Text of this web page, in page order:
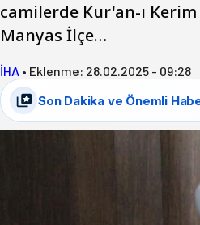
camilerde Kur'an-ı
Manyas İlçe…
İHA • Eklenme: 28.02.2025 - 09:28
Son Dakika ve Önemli